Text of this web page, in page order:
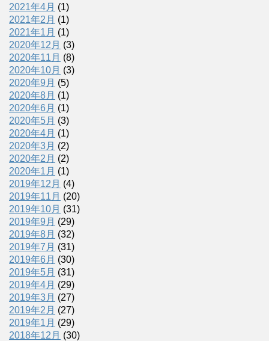
2021年4月 (1)
2021年2月 (1)
2021年1月 (1)
2020年12月 (3)
2020年11月 (8)
2020年10月 (3)
2020年9月 (5)
2020年8月 (1)
2020年6月 (1)
2020年5月 (3)
2020年4月 (1)
2020年3月 (2)
2020年2月 (2)
2020年1月 (1)
2019年12月 (4)
2019年11月 (20)
2019年10月 (31)
2019年9月 (29)
2019年8月 (32)
2019年7月 (31)
2019年6月 (30)
2019年5月 (31)
2019年4月 (29)
2019年3月 (27)
2019年2月 (27)
2019年1月 (29)
2018年12月 (30)